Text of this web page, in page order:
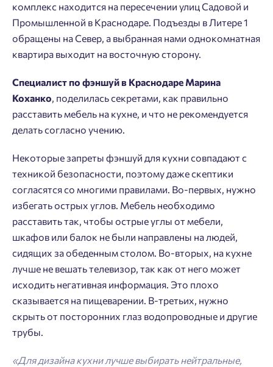
комплекс находится на пересечении улиц Садовой и
Промышленной в Краснодаре. Подъезды в Литере 1
обращены на Север, а выбранная нами однокомнатная
квартира выходит на восточную сторону.
Специалист по фэншуй в Краснодаре Марина
Коханко, поделилась секретами, как правильно
расставить мебель на кухне, и что не рекомендуется
делать согласно учению.
Некоторые запреты фэншуй для кухни совпадают с
техникой безопасности, поэтому даже скептики
согласятся со многими правилами. Во-первых, нужно
избегать острых углов. Мебель необходимо
расставить так, чтобы острые углы от мебели,
шкафов или балок не были направлены на людей,
сидящих за обеденным столом. Во-вторых, на кухне
лучше не вешать телевизор, так как от него может
исходить негативная информация. Это плохо
сказывается на пищеварении. В-третьих, нужно
скрыть от посторонних глаз водопроводные и другие
трубы.
«Для дизайна кухни лучше выбирать нейтральные,